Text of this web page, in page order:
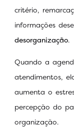
critério,
informações
desorganização.
Quando a
atendimentos,
aumenta o
percepção do
organização.